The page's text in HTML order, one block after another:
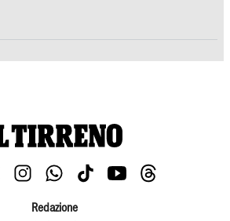
Redazione